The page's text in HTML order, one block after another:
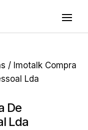
/ Imotalk Compra
Lda
De
Lda